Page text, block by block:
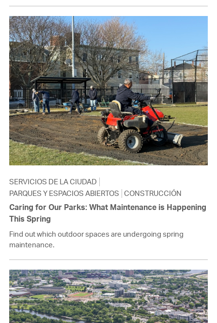
SERVICIOS DE LA CIUDAD
PARQUES Y ESPACIOS ABIERTOS CONSTRUCCIÓN
Caring for Our Parks: What Maintenance is Happening
This Spring
Find out which outdoor spaces are undergoing spring
maintenance.